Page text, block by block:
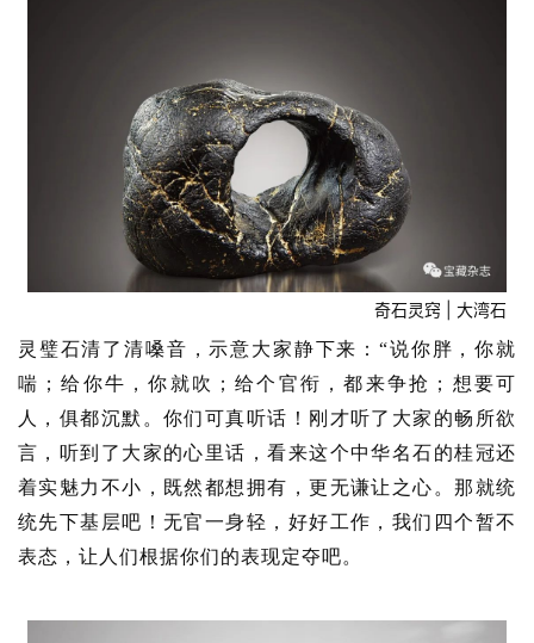
奇石灵窍 | 大湾石
灵璧石清了清嗓音，示意大家静下来：“说你胖，你就
喘；给你牛，你就吹；给个官衔，都来争抢；想要可
人，俱都沉默。你们可真听话！刚才听了大家的畅所欲
言，听到了大家的心里话，看来这个中华名石的桂冠还
着实魅力不小，既然都想拥有，更无谦让之心。那就统
统先下基层吧！无官一身轻，好好工作，我们四个暂不
表态，让人们根据你们的表现定夺吧。